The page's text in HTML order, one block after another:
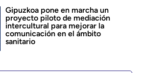
Gipuzkoa pone en marcha un
proyecto piloto de mediación
intercultural para mejorar la
comunicación en el ámbito
sanitario